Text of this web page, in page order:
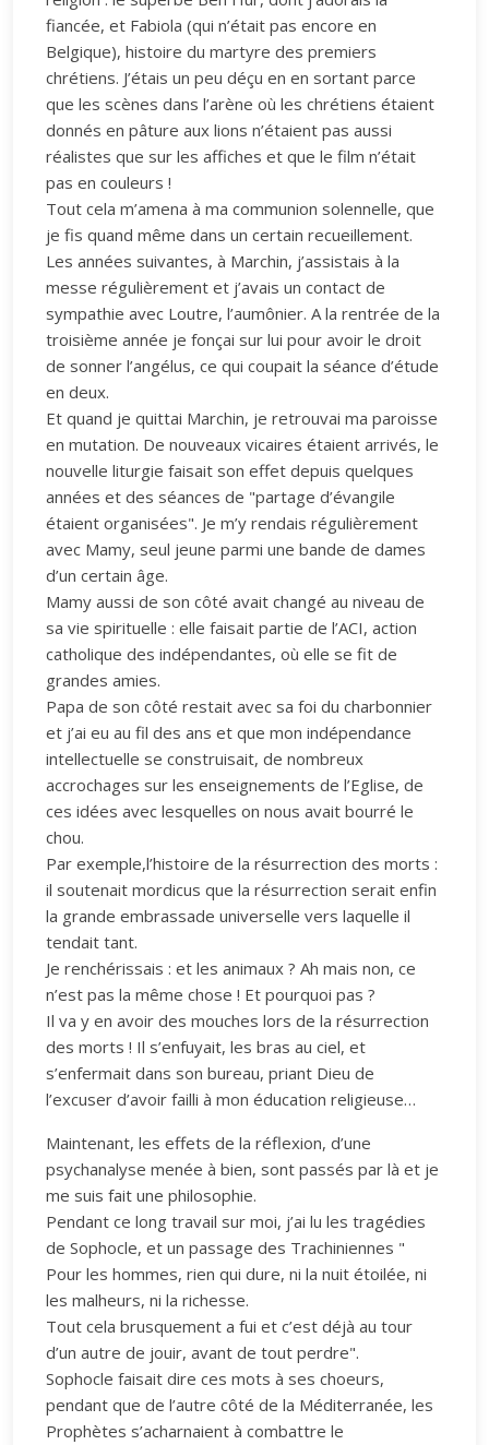
fiancée, et Fabiola (qui n’était pas encore en
Belgique), histoire du martyre des premiers
chrétiens. J’étais un peu déçu en en sortant parce
que les scènes dans l’arène où les chrétiens étaient
donnés en pâture aux lions n’étaient pas aussi
réalistes que sur les affiches et que le film n’était
pas en couleurs !
Tout cela m’amena à ma communion solennelle, que
je fis quand même dans un certain recueillement.
Les années suivantes, à Marchin, j’assistais à la
messe régulièrement et j’avais un contact de
sympathie avec Loutre, l’aumônier. A la rentrée de la
troisième année je fonçai sur lui pour avoir le droit
de sonner l’angélus, ce qui coupait la séance d’étude
en deux.
Et quand je quittai Marchin, je retrouvai ma paroisse
en mutation. De nouveaux vicaires étaient arrivés, le
nouvelle liturgie faisait son effet depuis quelques
années et des séances de "partage d’évangile
étaient organisées". Je m’y rendais régulièrement
avec Mamy, seul jeune parmi une bande de dames
d’un certain âge.
Mamy aussi de son côté avait changé au niveau de
sa vie spirituelle : elle faisait partie de l’ACI, action
catholique des indépendantes, où elle se fit de
grandes amies.
Papa de son côté restait avec sa foi du charbonnier
et j’ai eu au fil des ans et que mon indépendance
intellectuelle se construisait, de nombreux
accrochages sur les enseignements de l’Eglise, de
ces idées avec lesquelles on nous avait bourré le
chou.
Par exemple,l’histoire de la résurrection des morts :
il soutenait mordicus que la résurrection serait enfin
la grande embrassade universelle vers laquelle il
tendait tant.
Je renchérissais : et les animaux ? Ah mais non, ce
n’est pas la même chose ! Et pourquoi pas ?
Il va y en avoir des mouches lors de la résurrection
des morts ! Il s’enfuyait, les bras au ciel, et
s’enfermait dans son bureau, priant Dieu de
l’excuser d’avoir failli à mon éducation religieuse…
Maintenant, les effets de la réflexion, d’une
psychanalyse menée à bien, sont passés par là et je
me suis fait une philosophie.
Pendant ce long travail sur moi, j’ai lu les tragédies
de Sophocle, et un passage des Trachiniennes "
Pour les hommes, rien qui dure, ni la nuit étoilée, ni
les malheurs, ni la richesse.
Tout cela brusquement a fui et c’est déjà au tour
d’un autre de jouir, avant de tout perdre".
Sophocle faisait dire ces mots à ses choeurs,
pendant que de l’autre côté de la Méditerranée, les
Prophètes s’acharnaient à combattre le